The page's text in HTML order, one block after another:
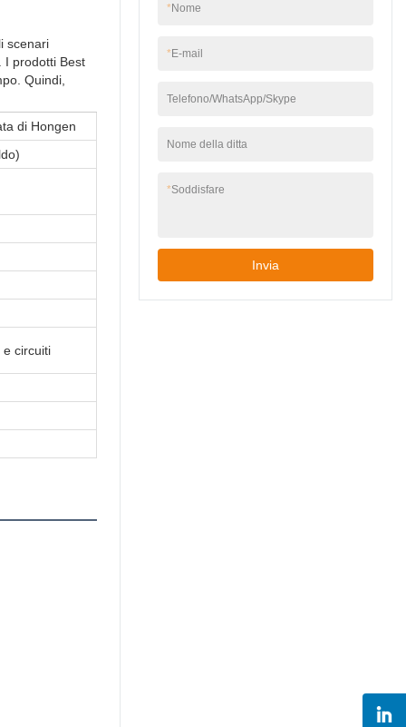
scenari
I prodotti Best
Quindi,
di Hongen
e circuiti
*Nome
*E-mail
Telefono/WhatsApp/Skype
Nome della ditta
*Soddisfare
Invia